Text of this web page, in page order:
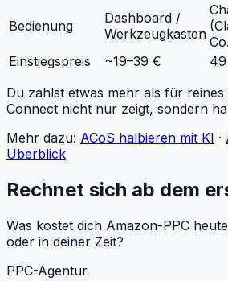
Bedienung
Dashboard /
Werkzeugkasten
Einstiegspreis
~19–39 €
Du zahlst etwas mehr als für
Connect nicht nur zeigt, sondern
Mehr dazu: ACoS halbieren mit KI ·
Überblick
Rechnet sich ab dem
Was kostet dich Amazon-PPC
oder in deiner Zeit?
PPC-Agentur